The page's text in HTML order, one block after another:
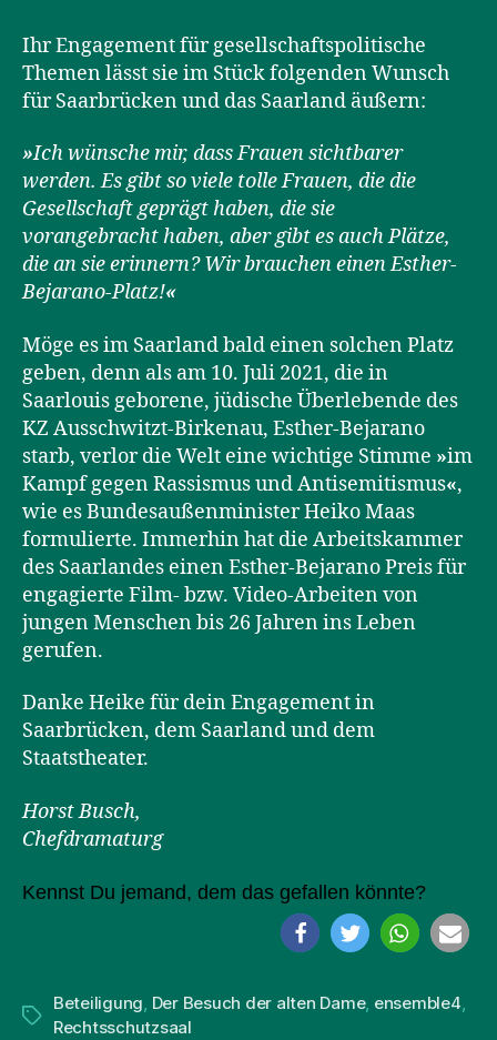
Ihr Engagement für gesellschaftspolitische
Themen lässt sie im Stück folgenden Wunsch
für Saarbrücken und das Saarland äußern:
»Ich wünsche mir, dass Frauen sichtbarer
werden. Es gibt so viele tolle Frauen, die die
Gesellschaft geprägt haben, die sie
vorangebracht haben, aber gibt es auch Plätze,
die an sie erinnern? Wir brauchen einen Esther-
Bejarano-Platz!«
Möge es im Saarland bald einen solchen Platz
geben, denn als am 10. Juli 2021, die in
Saarlouis geborene, jüdische Überlebende des
KZ Ausschwitzt-Birkenau, Esther-Bejarano
starb, verlor die Welt eine wichtige Stimme »im
Kampf gegen Rassismus und Antisemitismus«,
wie es Bundesaußenminister Heiko Maas
formulierte. Immerhin hat die Arbeitskammer
des Saarlandes einen Esther-Bejarano Preis für
engagierte Film- bzw. Video-Arbeiten von
jungen Menschen bis 26 Jahren ins Leben
gerufen.
Danke Heike für dein Engagement in
Saarbrücken, dem Saarland und dem
Staatstheater.
Horst Busch,
Chefdramaturg
Kennst Du jemand, dem das gefallen könnte?
Schlagwörter
Beteiligung, Der Besuch der alten Dame, ensemble4,
Rechtsschutzsaal